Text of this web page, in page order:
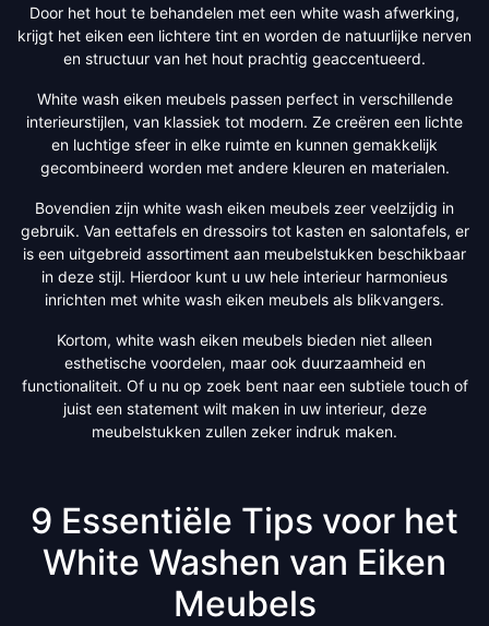
Door het hout te behandelen met een white wash afwerking,
krijgt het eiken een lichtere tint en worden de natuurlijke nerven
en structuur van het hout prachtig geaccentueerd.
White wash eiken meubels passen perfect in verschillende
interieurstijlen, van klassiek tot modern. Ze creëren een lichte
en luchtige sfeer in elke ruimte en kunnen gemakkelijk
gecombineerd worden met andere kleuren en materialen.
Bovendien zijn white wash eiken meubels zeer veelzijdig in
gebruik. Van eettafels en dressoirs tot kasten en salontafels, er
is een uitgebreid assortiment aan meubelstukken beschikbaar
in deze stijl. Hierdoor kunt u uw hele interieur harmonieus
inrichten met white wash eiken meubels als blikvangers.
Kortom, white wash eiken meubels bieden niet alleen
esthetische voordelen, maar ook duurzaamheid en
functionaliteit. Of u nu op zoek bent naar een subtiele touch of
juist een statement wilt maken in uw interieur, deze
meubelstukken zullen zeker indruk maken.
9 Essentiële Tips voor het
White Washen van Eiken
Meubels